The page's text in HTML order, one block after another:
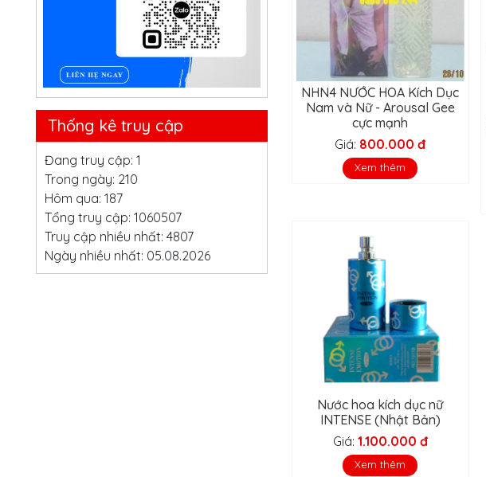
NHN4 NƯỚC HOA Kích Dục
Nam và Nữ - Arousal Gee
cực mạnh
Giá: 800.000 đ
Xem thêm
Nước hoa kích dục nữ
INTENSE (Nhật Bản)
Giá: 1.100.000 đ
Xem thêm
Thống kê truy cập
Đang truy cập: 1
Trong ngày: 210
Hôm qua: 187
Tổng truy cập: 1060507
Truy cập nhiều nhất: 4807
Ngày nhiều nhất: 05.08.2026